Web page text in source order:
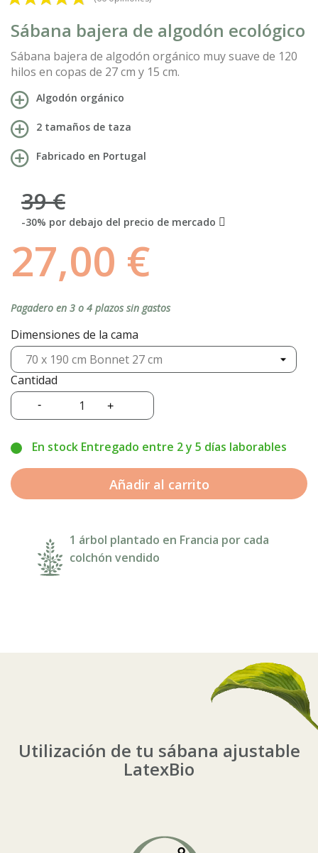
Sábana bajera de algodón ecológico
Sábana bajera de algodón orgánico muy suave de 120
hilos en copas de 27 cm y 15 cm.
Algodón orgánico
2 tamaños de taza
Fabricado en Portugal
27,00 €
39 €
-30% por debajo del precio de mercado
Pagadero en 3 o 4 plazos sin gastos
Dimensiones de la cama
Cantidad
En stock Entregado entre 2 y 5 días laborables
Añadir al carrito
1 árbol plantado en Francia por cada
colchón vendido
Utilización de tu sábana ajustable
LatexBio